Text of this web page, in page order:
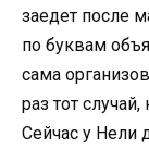
заедет после
по буквам
сама
раз тот
Сейчас у Нели